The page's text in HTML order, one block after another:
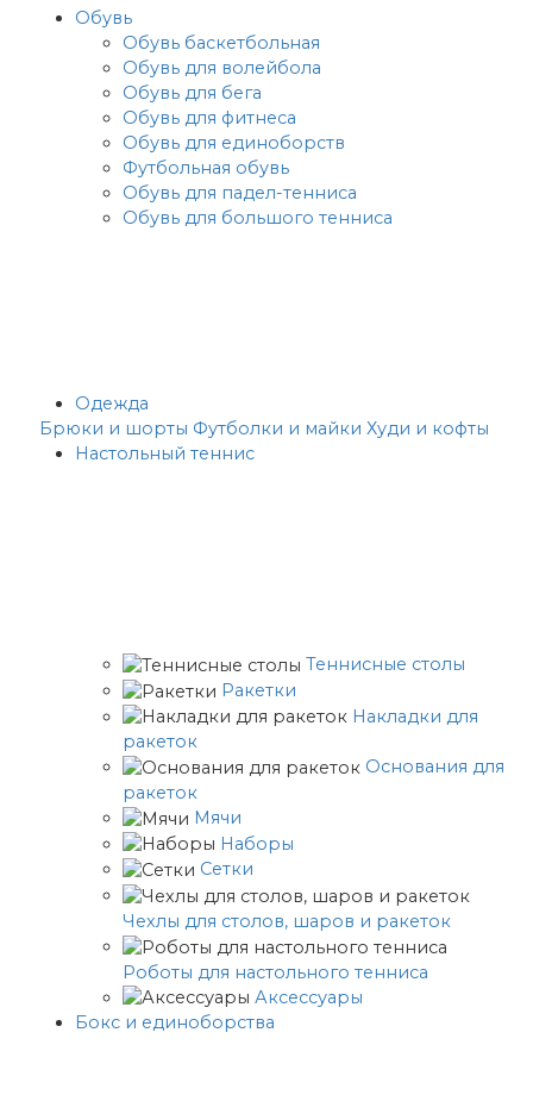
Обувь
Обувь баскетбольная
Обувь для волейбола
Обувь для бега
Обувь для фитнеса
Обувь для единоборств
Футбольная обувь
Обувь для падел-тенниса
Обувь для большого тенниса
Одежда
Брюки и шорты Футболки и майки Худи и кофты
Настольный теннис
Теннисные столы
Ракетки
Накладки для
ракеток
Основания для
ракеток
Мячи
Наборы
Сетки
Чехлы для столов, шаров и ракеток
Роботы для настольного тенниса
Аксессуары
Бокс и единоборства